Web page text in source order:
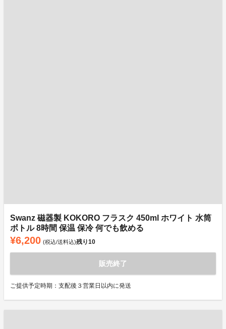
Swanz 磁器製 KOKORO フラスク 450ml ホワイト 水筒
ボトル 8時間 保温 保冷 何でも飲める
¥6,200 (税込/送料込)残り10
販売終了
ご提供予定時期：支配後３営業日以内に発送